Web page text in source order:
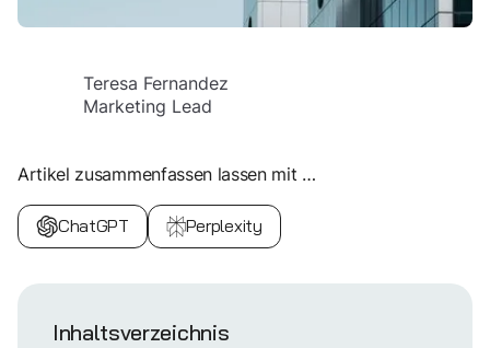
Teresa Fernandez
Marketing Lead
Artikel zusammenfassen lassen mit …
ChatGPT Perplexity
Inhaltsverzeichnis